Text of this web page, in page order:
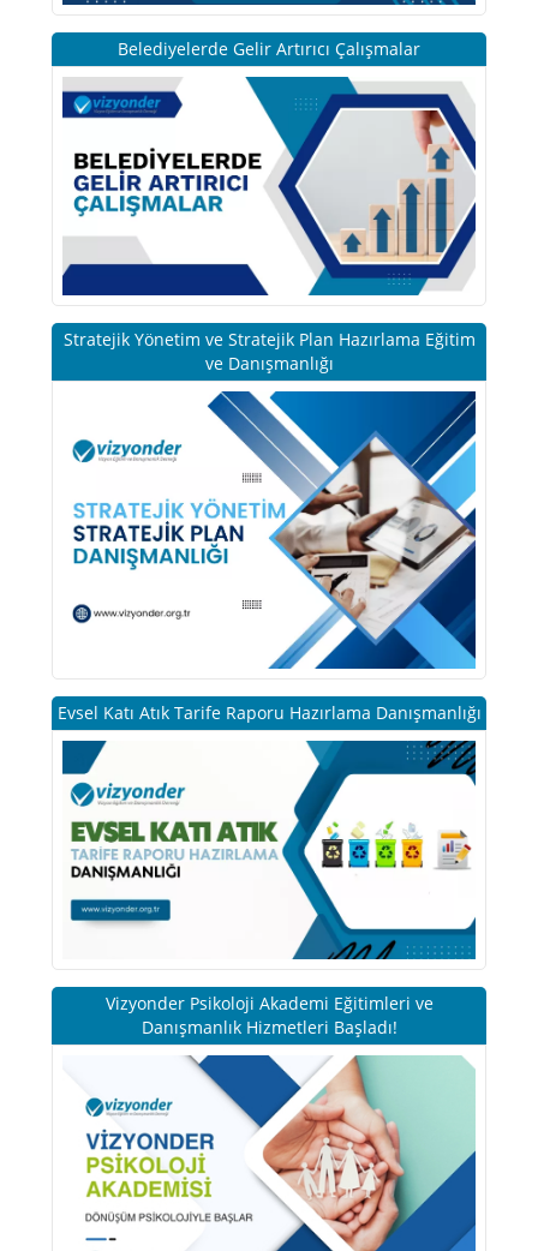
Belediyelerde Gelir Artırıcı Çalışmalar
Stratejik Yönetim ve Stratejik Plan Hazırlama Eğitim
ve Danışmanlığı
Evsel Katı Atık Tarife Raporu Hazırlama Danışmanlığı
Vizyonder Psikoloji Akademi Eğitimleri ve
Danışmanlık Hizmetleri Başladı!